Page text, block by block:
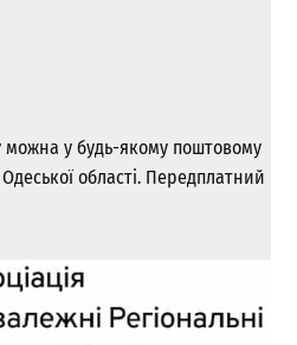
можна у будь-якому поштовому
Одеської області. Передплатний